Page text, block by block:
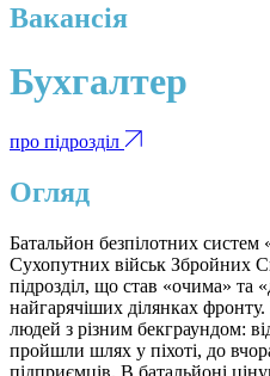
Вакансія
Бухгалтер
про підрозділ
Огляд
Батальйон безпілотних
Сухопутних військ Збройних
підрозділ, що став «очима» та
найгарячіших ділянках
людей з різним бекграундом:
пройшли шлях у піхоті, до
підприємців. В батальйоні